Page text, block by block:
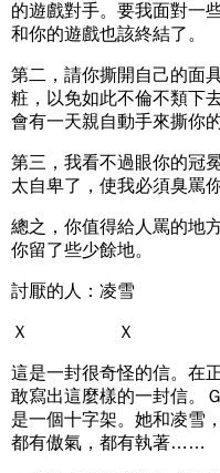
的遊戲對手。要我面對一
和你的遊戲也該終結了。
第二，請你撕開自己的面
粧，以免如此不倫不類下
會有一天親自動手來撕你
第三，我看不過眼你的冠
太自卑了，使我必須臭罵
總之，你值得給人罵的地
你留了些少餘地。
討厭的人：凌雪
Ｘ Ｘ
這是一封很奇怪的信。在
敢寫出這麼樣的一封信。
是一個十字架。她和凌雪
都有傲氣，都有執著……